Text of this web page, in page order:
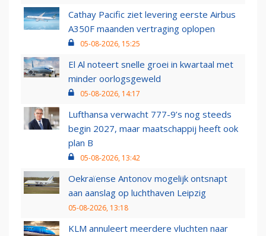
Cathay Pacific ziet levering eerste Airbus
A350F maanden vertraging oplopen
05-08-2026, 15:25
El Al noteert snelle groei in kwartaal met
minder oorlogsgeweld
05-08-2026, 14:17
Lufthansa verwacht 777-9’s nog steeds
begin 2027, maar maatschappij heeft ook
plan B
05-08-2026, 13:42
Oekraïense Antonov mogelijk ontsnapt
aan aanslag op luchthaven Leipzig
05-08-2026, 13:18
KLM annuleert meerdere vluchten naar